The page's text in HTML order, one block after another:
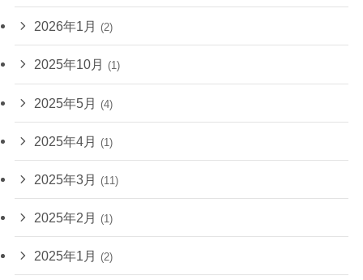
2026年1月 (2)
2025年10月 (1)
2025年5月 (4)
2025年4月 (1)
2025年3月 (11)
2025年2月 (1)
2025年1月 (2)